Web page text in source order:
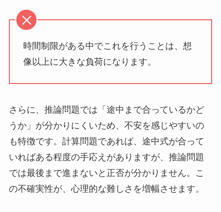
時間制限がある中でこれを行うことは、想
像以上に大きな負荷になります。
さらに、推論問題では「途中まで合っているかど
うか」が分かりにくいため、不安を感じやすいの
も特徴です。計算問題であれば、途中式が合って
いればある程度の手応えがありますが、推論問題
では最後まで進まないと正否が分かりません。こ
の不確実性が、心理的な難しさを増幅させます。